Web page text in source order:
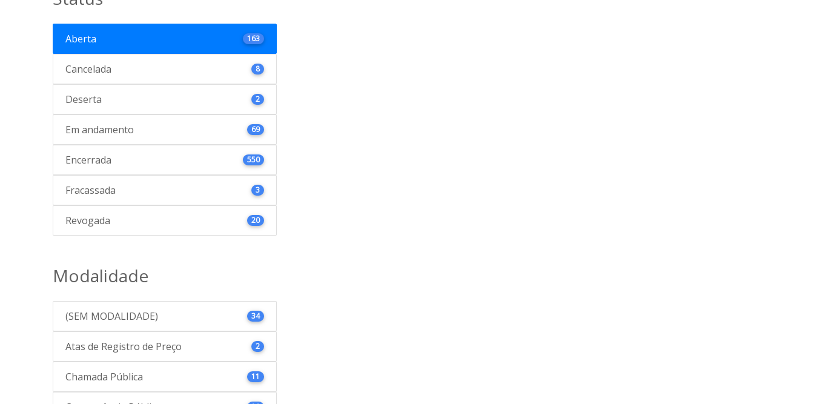
Aberta 163
Cancelada 8
Deserta 2
Em andamento 69
Encerrada 550
Fracassada 3
Revogada 20
Modalidade
(SEM MODALIDADE) 34
Atas de Registro de Preço 2
Chamada Pública 11